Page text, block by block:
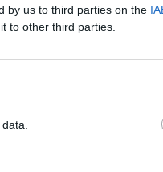
by us to third parties on the
to other third parties.